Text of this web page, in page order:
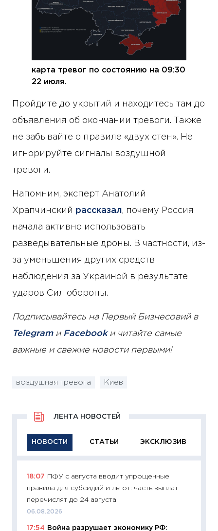
карта тревог по состоянию на 09:30
22 июля.
Пройдите до укрытий и находитесь там до
объявления об окончании тревоги. Также
не забывайте о правиле «двух стен». Не
игнорируйте сигналы воздушной
тревоги.
Напомним, эксперт Анатолий
Храпчинский рассказал, почему Россия
начала активно использовать
разведывательные дроны. В частности, из-
за уменьшения других средств
наблюдения за Украиной в результате
ударов Сил обороны.
Подписывайтесь на Первый Бизнесовий в
Telegramи Facebookи читайте самые
важные и свежие новости первыми!
воздушная тревога Киев
НОВОСТИ СТАТЬИ ЭКСКЛЮЗИВ
ЛЕНТА НОВОСТЕЙ
18:07
ПФУ с августа вводит упрощенные
правила для субсидий и льгот: часть выплат
перечислят до 24 августа
06.08.2026
17:54 Война разрушает экономику РФ: